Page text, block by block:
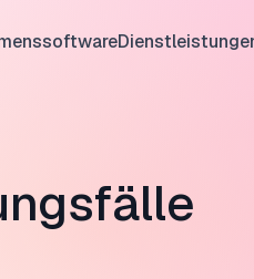
KI-Agenten
Tools